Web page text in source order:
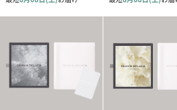
「DEAN & DELUCA（ディーン
食本来の美しさをすべての人へ。
DEAN & DELUCAは、世界中の美味し
ろこびをお伝えする「食のセレクト